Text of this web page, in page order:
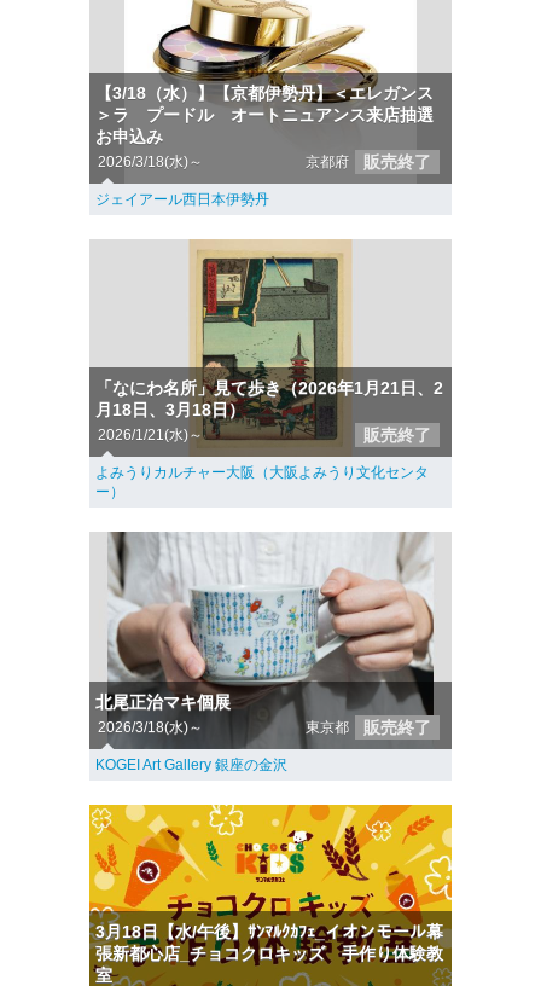
【3/18（水）】【京都伊勢丹】＜エレガンス
＞ラ プードル オートニュアンス来店抽選
お申込み
2026/3/18(水)～ 京都府 販売終了
ジェイアール西日本伊勢丹
「なにわ名所」見て歩き（2026年1月21日、2
月18日、3月18日）
2026/1/21(水)～ 販売終了
よみうりカルチャー大阪（大阪よみうり文化センタ
ー）
北尾正治マキ個展
2026/3/18(水)～ 東京都 販売終了
KOGEI Art Gallery 銀座の金沢
3月18日【水/午後】ｻﾝﾏﾙｸｶﾌｪ_イオンモール幕
張新都心店_チョコクロキッズ 手作り体験教
室